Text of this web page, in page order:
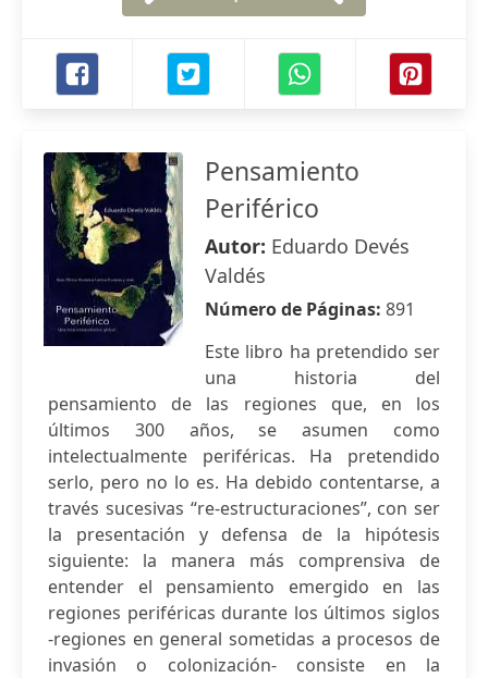
Pensamiento
Periférico
Autor: Eduardo Devés
Valdés
Número de Páginas: 891
Este libro ha pretendido ser
una historia del
pensamiento de las regiones que, en los
últimos 300 años, se asumen como
intelectualmente periféricas. Ha pretendido
serlo, pero no lo es. Ha debido contentarse, a
través sucesivas “re-estructuraciones”, con ser
la presentación y defensa de la hipótesis
siguiente: la manera más comprensiva de
entender el pensamiento emergido en las
regiones periféricas durante los últimos siglos
-regiones en general sometidas a procesos de
invasión o colonización- consiste en la